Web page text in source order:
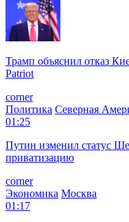
Трамп объяснил отказ
Patriot
corner
Политика Северная
01:25
Путин изменил статус
приватизацию
corner
Экономика Москва
01:17